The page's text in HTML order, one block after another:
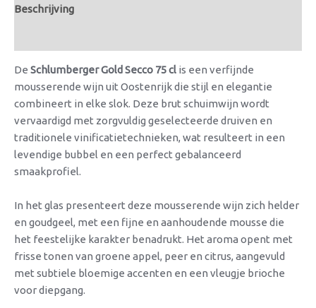
Beschrijving
De Schlumberger Gold Secco 75 cl is een verfijnde
mousserende wijn uit Oostenrijk die stijl en elegantie
combineert in elke slok. Deze brut schuimwijn wordt
vervaardigd met zorgvuldig geselecteerde druiven en
traditionele vinificatietechnieken, wat resulteert in een
levendige bubbel en een perfect gebalanceerd
smaakprofiel.
In het glas presenteert deze mousserende wijn zich helder
en goudgeel, met een fijne en aanhoudende mousse die
het feestelijke karakter benadrukt. Het aroma opent met
frisse tonen van groene appel, peer en citrus, aangevuld
met subtiele bloemige accenten en een vleugje brioche
voor diepgang.